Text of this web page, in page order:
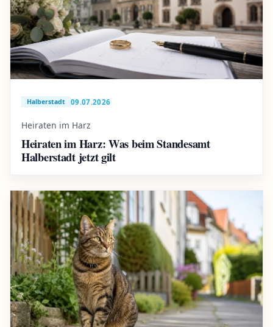
Halberstadt 09.07.2026
Heiraten im Harz
Heiraten im Harz: Was beim Standesamt
Halberstadt jetzt gilt